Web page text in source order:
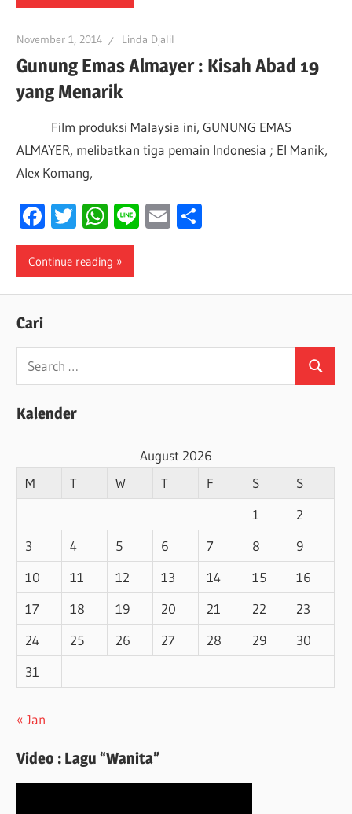
November 1, 2014 Linda Djalil
Gunung Emas Almayer : Kisah Abad 19
yang Menarik
Film produksi Malaysia ini, GUNUNG EMAS
ALMAYER, melibatkan tiga pemain Indonesia ; El Manik,
Alex Komang,
Facebook
Twitter
WhatsApp
LineEmail
Continue reading
Cari
Search
for:
Search
Kalender
August 2026
M
T W T F S
S
1
2
3
4 5 6 7 8
9
10
11 12 13 14 15
16
17
18 19 20 21 22
23
24
25 26 27 28 29
30
31
« Jan
Video : Lagu “Wanita”